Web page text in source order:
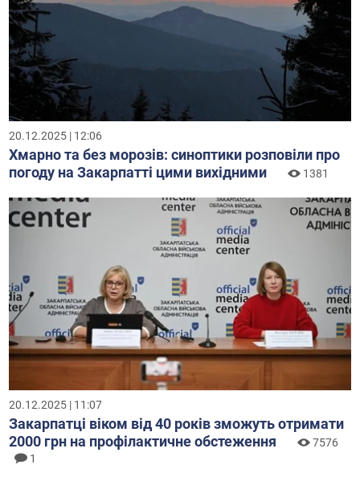
20.12.2025 | 12:06
Хмарно та без морозів: синоптики розповіли про
погоду на Закарпатті цими вихідними
1381
20.12.2025 | 11:07
Закарпатці віком від 40 років зможуть отримати
2000 грн на профілактичне обстеження
7576
1